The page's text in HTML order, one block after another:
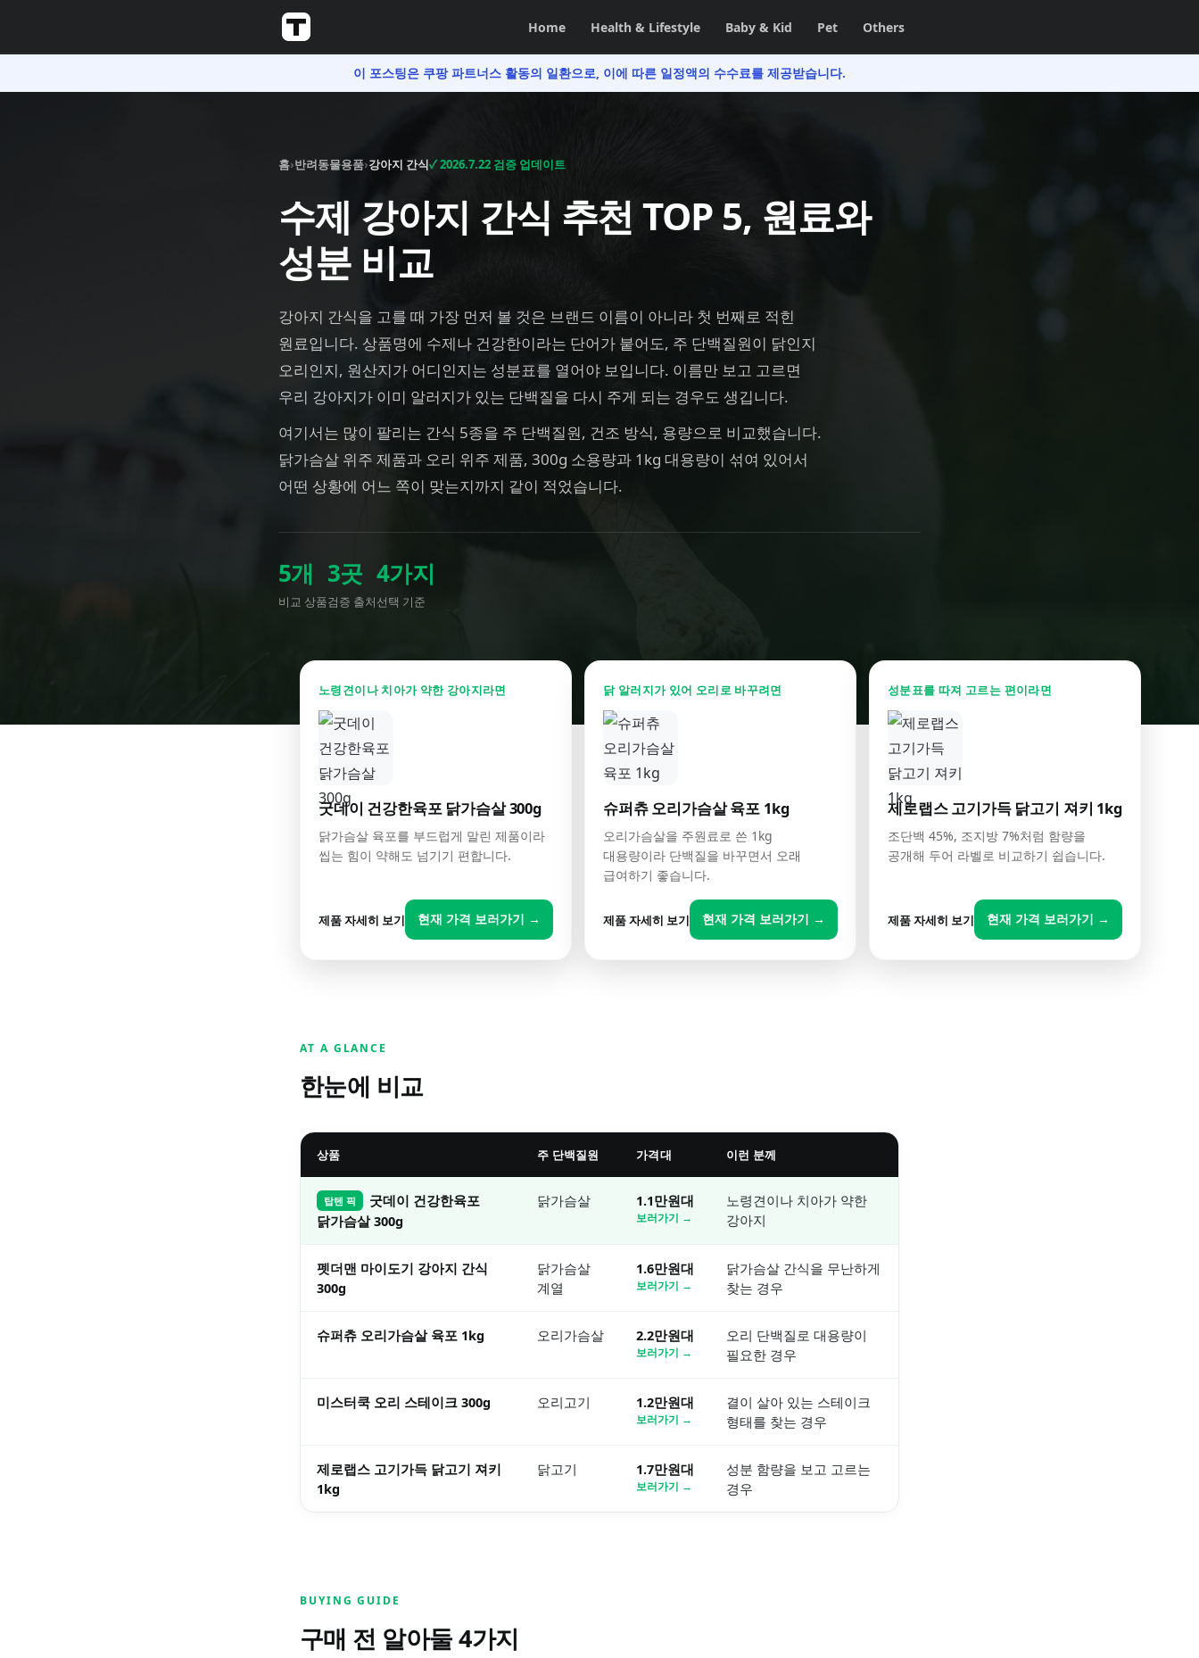
Home Health & Lifestyle Baby & Kid Pet Others
이 포스팅은 쿠팡 파트너스 활동의 일환으로, 이에 따른 일정액의 수수료를 제공받습니다.
홈›반려동물용품›강아지 간식✓2026.7.22 검증 업데이트
수제 강아지 간식 추천 TOP 5, 원료와
성분 비교
강아지 간식을 고를 때 가장 먼저 볼 것은 브랜드 이름이 아니라 첫 번째로 적힌
원료입니다. 상품명에 수제나 건강한이라는 단어가 붙어도, 주 단백질원이 닭인지
오리인지, 원산지가 어디인지는 성분표를 열어야 보입니다. 이름만 보고 고르면
우리 강아지가 이미 알러지가 있는 단백질을 다시 주게 되는 경우도 생깁니다.
여기서는 많이 팔리는 간식 5종을 주 단백질원, 건조 방식, 용량으로 비교했습니다.
닭가슴살 위주 제품과 오리 위주 제품, 300g 소용량과 1kg 대용량이 섞여 있어서
어떤 상황에 어느 쪽이 맞는지까지 같이 적었습니다.
5개
비교 상품
3곳
검증 출처
4가지
선택 기준
노령견이나 치아가 약한 강아지라면
굿데이 건강한육포 닭가슴살 300g
닭가슴살 육포를 부드럽게 말린 제품이라
씹는 힘이 약해도 넘기기 편합니다.
제품 자세히 보기 현재 가격 보러가기 →
닭 알러지가 있어 오리로 바꾸려면
슈퍼츄 오리가슴살 육포 1kg
오리가슴살을 주원료로 쓴 1kg
대용량이라 단백질을 바꾸면서 오래
급여하기 좋습니다.
제품 자세히 보기 현재 가격 보러가기 →
성분표를 따져 고르는 편이라면
제로랩스 고기가득 닭고기 져키 1kg
조단백 45%, 조지방 7%처럼 함량을
공개해 두어 라벨로 비교하기 쉽습니다.
제품 자세히 보기 현재 가격 보러가기 →
AT A GLANCE
한눈에 비교
상품 주 단백질원 가격대 이런 분께
탑텐 픽
굿데이 건강한육포
닭가슴살 300g
닭가슴살 1.1만원대
보러가기 →
노령견이나 치아가 약한
강아지
펫더맨 마이도기 강아지 간식
300g
닭가슴살
계열
1.6만원대
보러가기 →
닭가슴살 간식을 무난하게
찾는 경우
슈퍼츄 오리가슴살 육포 1kg 오리가슴살 2.2만원대
보러가기 →
오리 단백질로 대용량이
필요한 경우
미스터쿡 오리 스테이크 300g 오리고기 1.2만원대
보러가기 →
결이 살아 있는 스테이크
형태를 찾는 경우
제로랩스 고기가득 닭고기 져키
1kg
닭고기 1.7만원대
보러가기 →
성분 함량을 보고 고르는
경우
BUYING GUIDE
구매 전 알아둘4가지